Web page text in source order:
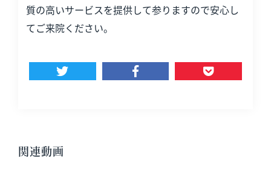
質の高いサービスを提供して参りますので安心し
てご来院ください。
関連動画